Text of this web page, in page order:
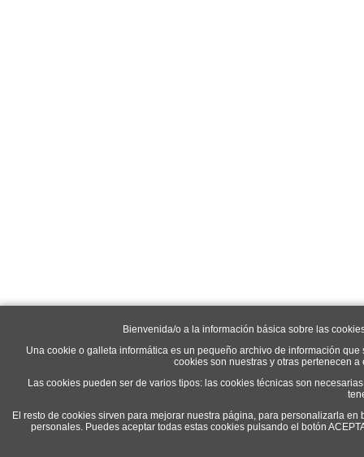
Bienvenida/o a la información básica sobre las
Una cookie o galleta informática es un pequeño archivo de información
cookies son nuestras y otras pertenecen
Las cookies pueden ser de varios tipos: las cookies técnicas son
El resto de cookies sirven para mejorar nuestra página, para personalizarla
personales. Puedes aceptar todas estas cookies pulsando el botón